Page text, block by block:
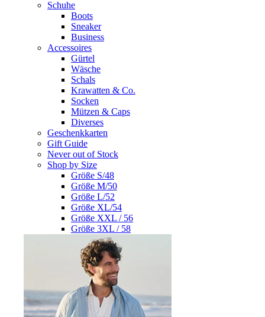
Schuhe
Boots
Sneaker
Business
Accessoires
Gürtel
Wäsche
Schals
Krawatten & Co.
Socken
Mützen & Caps
Diverses
Geschenkkarten
Gift Guide
Never out of Stock
Shop by Size
Größe S/48
Größe M/50
Größe L/52
Größe XL/54
Größe XXL / 56
Größe 3XL / 58